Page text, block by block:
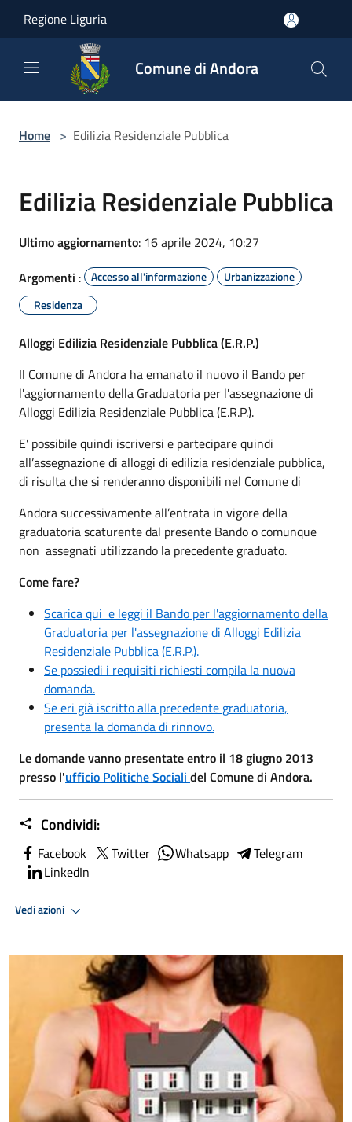
Regione Liguria
Comune di Andora
Home > Edilizia Residenziale Pubblica
Edilizia Residenziale Pubblica
Ultimo aggiornamento: 16 aprile 2024, 10:27
Argomenti : Accesso all'informazione
Urbanizzazione
Residenza
Alloggi Edilizia Residenziale Pubblica (E.R.P.)
Il Comune di Andora ha emanato il nuovo il Bando per
l'aggiornamento della Graduatoria per l'assegnazione di
Alloggi Edilizia Residenziale Pubblica (E.R.P.).
E' possibile quindi iscriversi e partecipare quindi
all’assegnazione di alloggi di edilizia residenziale pubblica,
di risulta che si renderanno disponibili nel Comune di
Andora successivamente all’entrata in vigore della
graduatoria scaturente dal presente Bando o comunque
non assegnati utilizzando la precedente graduato.
Come fare?
Scarica qui e leggi il Bando per l'aggiornamento della
Graduatoria per l'assegnazione di Alloggi Edilizia
Residenziale Pubblica (E.R.P.).
Se possiedi i requisiti richiesti compila la nuova
domanda.
Se eri già iscritto alla precedente graduatoria,
presenta la domanda di rinnovo.
Le domande vanno presentate entro il 18 giugno 2013
presso l'ufficio Politiche Sociali del Comune di Andora.
Condividi:
Facebook Twitter Whatsapp
Telegram
LinkedIn
Vedi azioni